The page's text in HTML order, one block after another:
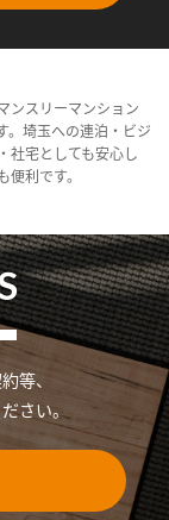
ンスリーマンション
。埼玉への連泊・ビジ
社宅としても安心し
利です。
等、
さい。